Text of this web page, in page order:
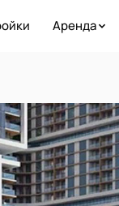
Аренда